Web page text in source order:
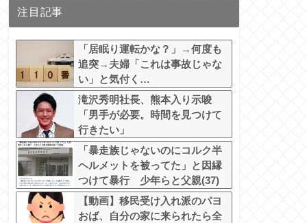
注目記事
「居眠り運転かな？」→何度も
追突→夫婦「これは事故じゃな
い」と気付く…
滝沢秀明社長、熊本入り示唆
「男手が必要。時間を見つけて
行きたい」
「暴走族じゃないのにコルク半
ヘルメットを被ってた」と因縁
つけて暴行 少年らと父親(37)
逮捕
【動画】移民受け入れ派のパヨ
おば、自分の家に来られたら全